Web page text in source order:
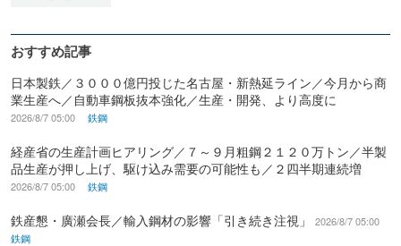
おすすめ記事
日本製鉄／３０００億円投じた名古屋・新熱延ライン／今月から商
業生産へ／自動車鋼板抜本強化／生産・開発、より高度に
2026/8/7 05:00 鉄鋼
経産省の生産計画ヒアリング／７～９月粗鋼２１２０万トン／半製
品生産が押し上げ、駆け込み需要の可能性も／２四半期連続増
2026/8/7 05:00 鉄鋼
鉄産懇・廣瀬会長／輸入鋼材の影響「引き続き注視」
2026/8/7 05:00
鉄鋼